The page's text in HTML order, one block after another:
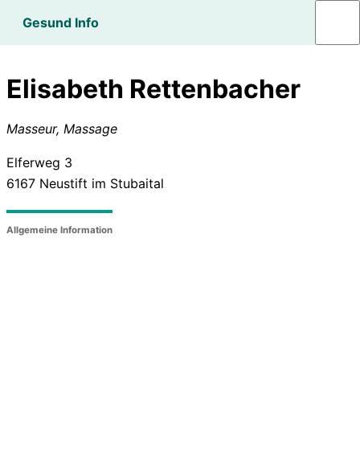
Gesund Info
Elisabeth Rettenbacher
Masseur, Massage
Elferweg 3
6167 Neustift im Stubaital
Allgemeine Information